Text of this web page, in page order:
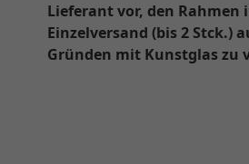
Lieferant vor, den Rahmen
Einzelversand (bis 2 Stck.)
Gründen mit Kunstglas zu